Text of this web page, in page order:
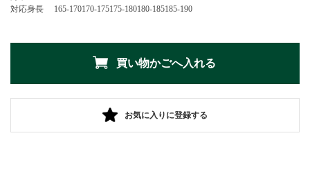
対応身長
165-170170-175175-180180-185185-190
お気に入りに登録する